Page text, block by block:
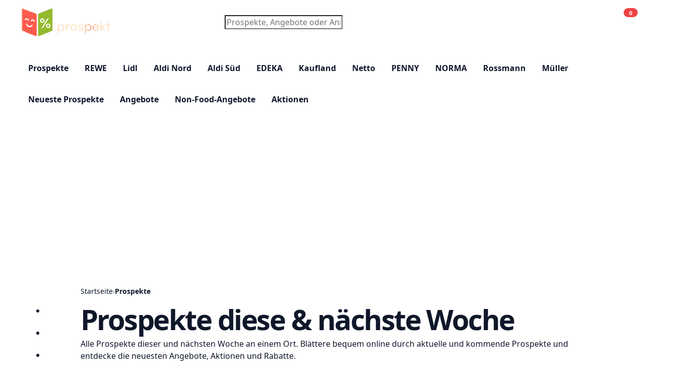
Suchen
0
Prospekte REWE Lidl Aldi Nord Aldi Süd EDEKA Kaufland Netto PENNY NORMA Rossmann Müller
Neueste Prospekte Angebote Non-Food-Angebote Aktionen
Startseite
Angebote
Startseite›Prospekte
Prospekte diese & nächste Woche
Alle Prospekte dieser und nächsten Woche an einem Ort. Blättere bequem online durch aktuelle und kommende Prospekte und
entdecke die neuesten Angebote, Aktionen und Rabatte.